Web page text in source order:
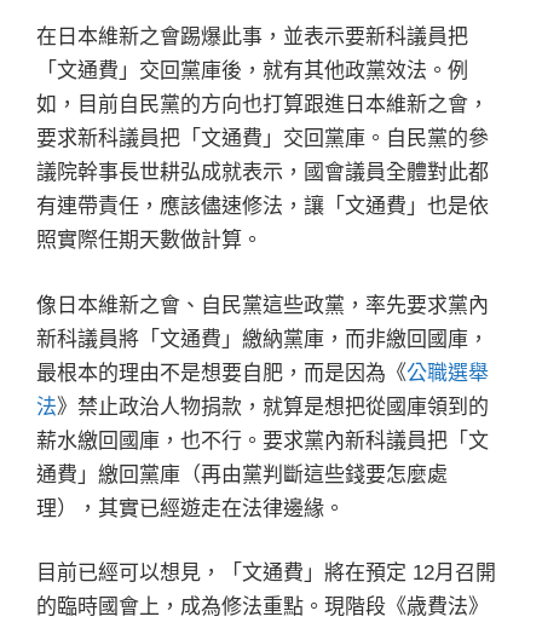
在日本維新之會踢爆此事，並表示要新科議員把
「文通費」交回黨庫後，就有其他政黨效法。例
如，目前自民黨的方向也打算跟進日本維新之會，
要求新科議員把「文通費」交回黨庫。自民黨的參
議院幹事長世耕弘成就表示，國會議員全體對此都
有連帶責任，應該儘速修法，讓「文通費」也是依
照實際任期天數做計算。
像日本維新之會、自民黨這些政黨，率先要求黨內
新科議員將「文通費」繳納黨庫，而非繳回國庫，
最根本的理由不是想要自肥，而是因為《公職選舉
法》禁止政治人物捐款，就算是想把從國庫領到的
薪水繳回國庫，也不行。要求黨內新科議員把「文
通費」繳回黨庫（再由黨判斷這些錢要怎麼處
理），其實已經遊走在法律邊緣。
目前已經可以想見，「文通費」將在預定 12月召開
的臨時國會上，成為修法重點。現階段《歳費法》